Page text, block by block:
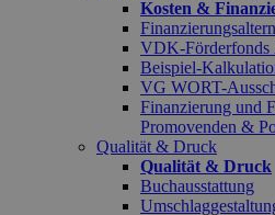
Kosten &
VDK-Förderfonds
Beispiel-
VG WORT-
Finanzierung und
Promovenden &
Qualität & Druck
Qualität & Druck
Buchausstattung